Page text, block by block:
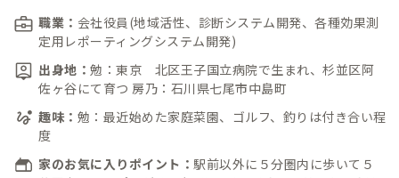
職業： 会社役員(地域活性、診断システム開発、各種効果測
定用レポーティングシステム開発)
出身地： 勉：東京 北区王子国立病院で生まれ、杉並区阿
佐ヶ谷にて育つ 房乃：石川県七尾市中島町
趣味： 勉：最近始めた家庭菜園、ゴルフ、釣りは付き合い程
度
家のお気に入りポイント： 駅前以外に５分圏内に歩いて５